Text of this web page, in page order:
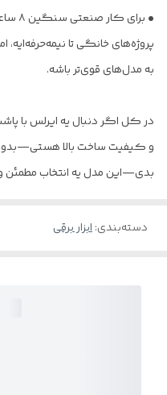
•
پروژه‌های خانگی تا
به مدل‌های قوی‌تر باشه.
در کل اگر دنبال یه ایرلس با
و کیفیت ساخت بالا
بدی—این مدل یه انتخاب
دسته‌بندی:ابزار برقی